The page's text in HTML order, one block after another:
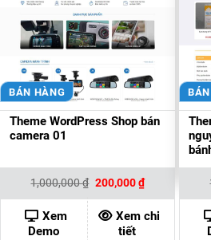
BÁN HÀNG
Theme WordPress Shop bán
camera 01
1,000,000₫ Giá
là:
1,000,000 ₫.
200,000₫Giá
hiện
tại
là:
200,000 ₫.
Xem
Demo
Xem chi
tiết